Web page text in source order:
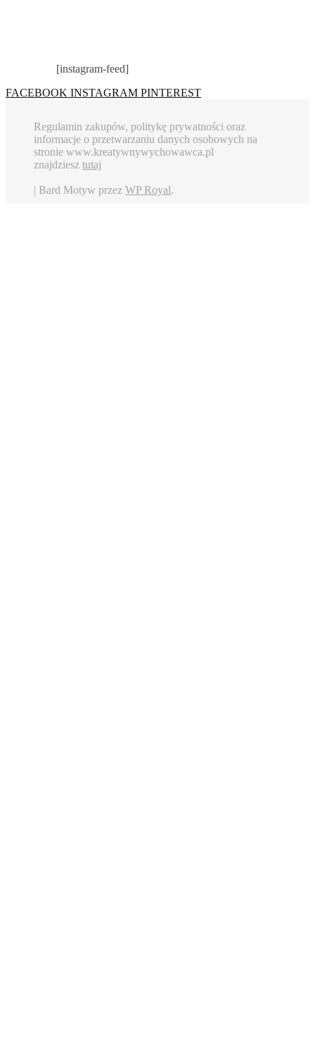
[instagram-feed]
FACEBOOK INSTAGRAM PINTEREST
Regulamin zakupów, politykę prywatności oraz
informacje o przetwarzaniu danych osobowych na
stronie www.kreatywnywychowawca.pl
znajdziesz tutaj
| Bard Motyw przez WP Royal.